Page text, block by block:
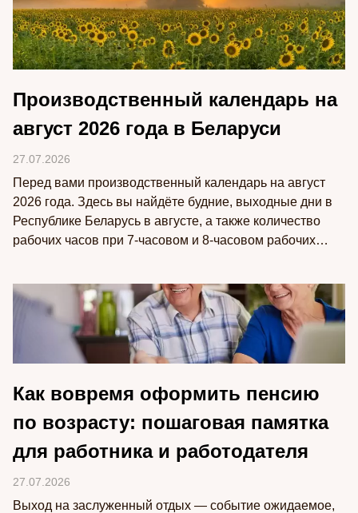
Производственный календарь на
август 2026 года в Беларуси
27.07.2026
Перед вами производственный календарь на август
2026 года. Здесь вы найдёте будние, выходные дни в
Республике Беларусь в августе, а также количество
рабочих часов при 7-часовом и 8-часовом рабочих
Как вовремя оформить пенсию
по возрасту: пошаговая памятка
для работника и работодателя
27.07.2026
Выход на заслуженный отдых — событие ожидаемое,